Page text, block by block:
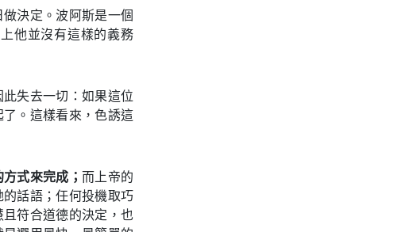
決定。波阿斯是一個
他並沒有這樣的義務
失去一切：如果這位
。這樣看來，色誘這
式來完成； 而上帝的
話語；任何投機取巧
符合道德的決定，也